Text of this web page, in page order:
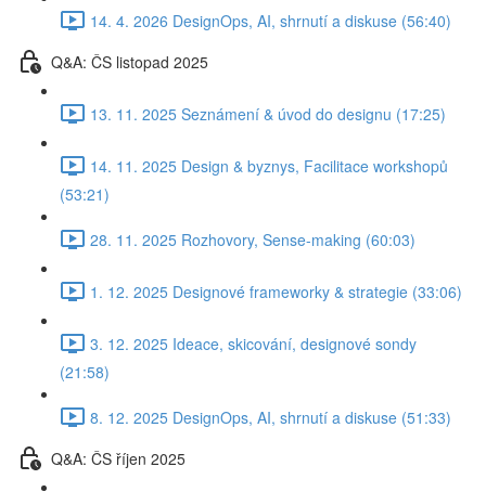
14. 4. 2026 DesignOps, AI, shrnutí a diskuse (56:40)
Q&A: ČS listopad 2025
13. 11. 2025 Seznámení & úvod do designu (17:25)
14. 11. 2025 Design & byznys, Facilitace workshopů
(53:21)
28. 11. 2025 Rozhovory, Sense-making (60:03)
1. 12. 2025 Designové frameworky & strategie (33:06)
3. 12. 2025 Ideace, skicování, designové sondy
(21:58)
8. 12. 2025 DesignOps, AI, shrnutí a diskuse (51:33)
Q&A: ČS říjen 2025